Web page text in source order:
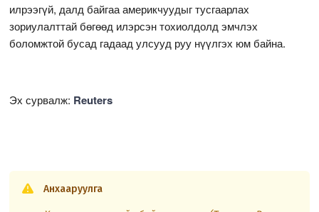
илрээгүй, далд байгаа америкчуудыг тусгаарлах
зориулалттай бөгөөд илэрсэн тохиолдолд эмчлэх
боломжтой бусад гадаад улсууд руу нүүлгэх юм байна.
Эх сурвалж: Reuters
Анхааруулга